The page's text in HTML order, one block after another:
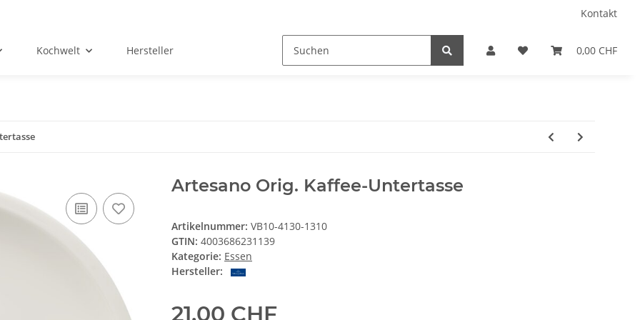
Kontakt
0,00 CHF
Kochwelt Hersteller
Artesano Orig. Kaffee-Untertasse
Artikelnummer: VB10-4130-1310
GTIN: 4003686231139
Kategorie: Essen
Hersteller:
21,00 CHF